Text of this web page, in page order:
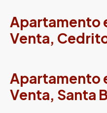
Apartamento
Venta,
Apartamento
Venta, Santa